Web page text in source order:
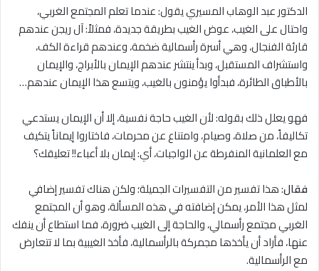
الدكتور عبد الوهاب المسيري يقول: عندما تعلم المجتمع الغربي،
واحتال على الغيب، عوض الغيب بطريقة جديدة، فمثلاً: آل ريجن عندهم
قارئة الفنجال، وهي أسرة رأسمالية ضخمة، وعندهم قراءة الكف،
واستشراف المستقبل، وبدأ ينتشر عندهم الإيمان بالأبراج، والإيمان
بالأطباق الطائرة، فبدأوا يؤمنون بالغيب، ويتسع هذا الإيمان عندهم…
فهو يعلل ذلك بقوله: لأن الغيب حاجة نفسية، إلا أن الإيمان يستدعي
تكاليفاً، من صلاة، وصيام، وامتناع عن محرمات، فاختاروا إيماناً يتكيف
مع العلمانية المنفرطة عن الواجبات، أي: إيمان بلا أعباء!! تعليقك؟
فقال: هذا تفسير من التفسيرات الجميلة؛ ولكن هناك تفسير إضافي
لمثل هذا الأمر، يمكن إضافته في هذه المسألة، وهو أن المجتمع
الغربي مجتمع رأسمالي، والحاجة إلى الغيب ضرورة، فما استطاع أن ينفك
عنها، فأراد أن يأخذها مجمركة بالرأسمالية، فأخذ الغيبية بما ﻻ تتعارض
مع الرأسمالية.